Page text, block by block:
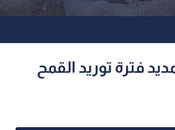
فترة توريد القمح